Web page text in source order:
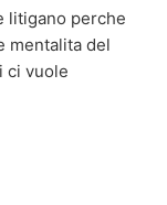
litigano perche
mentalita del
ci vuole